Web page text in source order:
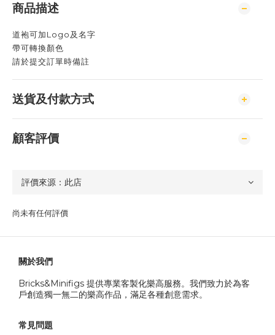
商品描述
道袍可加Logo及名字
帶可轉換顏色
請於提交訂單時備註
送貨及付款方式
顧客評價
尚未有任何評價
關於我們
Bricks&Minifigs 提供專業客製化樂高服務。我們致力於為客
戶創造獨一無二的樂高作品，滿足各種創意需求。
常見問題